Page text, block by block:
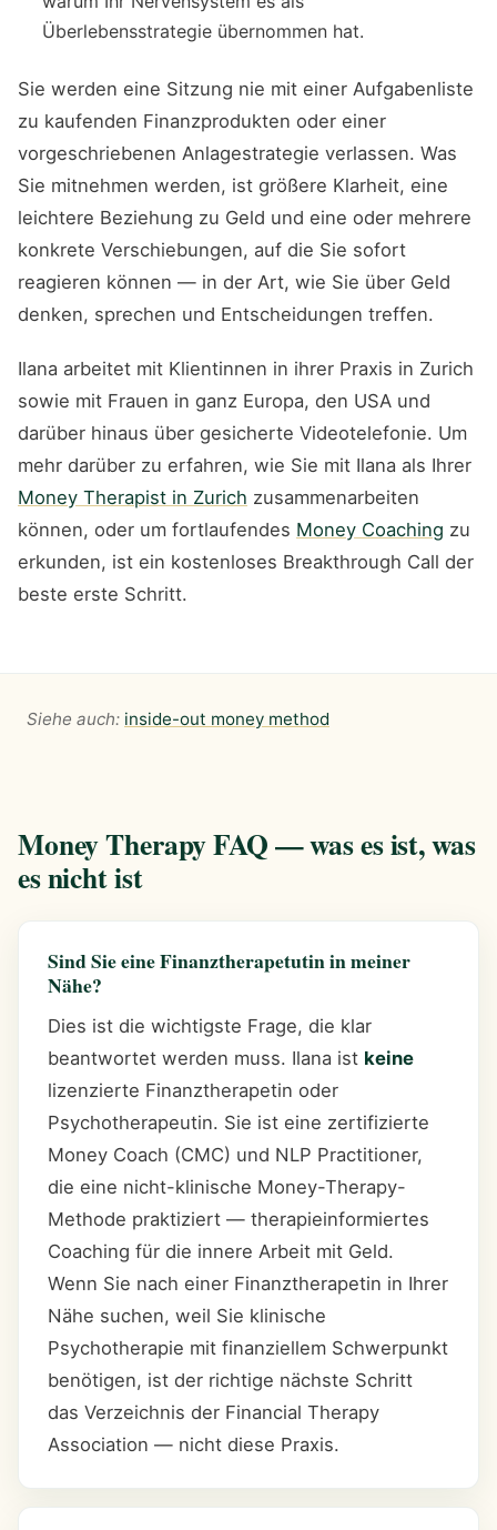
Überlebensstrategie übernommen hat.
Sie werden eine Sitzung nie mit einer Aufgabenliste
zu kaufenden Finanzprodukten oder einer
vorgeschriebenen Anlagestrategie verlassen. Was
Sie mitnehmen werden, ist größere Klarheit, eine
leichtere Beziehung zu Geld und eine oder mehrere
konkrete Verschiebungen, auf die Sie sofort
reagieren können — in der Art, wie Sie über Geld
denken, sprechen und Entscheidungen treffen.
Ilana arbeitet mit Klientinnen in ihrer Praxis in Zurich
sowie mit Frauen in ganz Europa, den USA und
darüber hinaus über gesicherte Videotelefonie. Um
mehr darüber zu erfahren, wie Sie mit Ilana als Ihrer
Money Therapist in Zurich zusammenarbeiten
können, oder um fortlaufendes Money Coaching zu
erkunden, ist ein kostenloses Breakthrough Call der
beste erste Schritt.
Siehe auch: inside-out money method
Money Therapy FAQ — was es ist, was
es nicht ist
Sind Sie eine Finanztherapetutin in meiner
Nähe?
Dies ist die wichtigste Frage, die klar
beantwortet werden muss. Ilana ist keine
lizenzierte Finanztherapetin oder
Psychotherapeutin. Sie ist eine zertifizierte
Money Coach (CMC) und NLP Practitioner,
die eine nicht-klinische Money-Therapy-
Methode praktiziert — therapieinformiertes
Coaching für die innere Arbeit mit Geld.
Wenn Sie nach einer Finanztherapetin in Ihrer
Nähe suchen, weil Sie klinische
Psychotherapie mit finanziellem Schwerpunkt
benötigen, ist der richtige nächste Schritt
das Verzeichnis der Financial Therapy
Association — nicht diese Praxis.